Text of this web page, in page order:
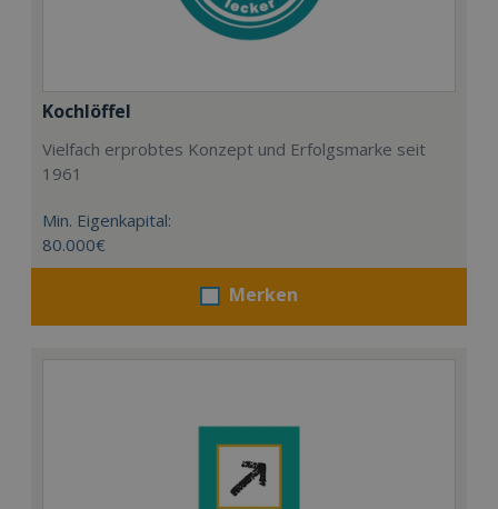
Kochlöffel
Vielfach erprobtes Konzept und Erfolgsmarke seit
1961
Min. Eigenkapital:
80.000€
Merken